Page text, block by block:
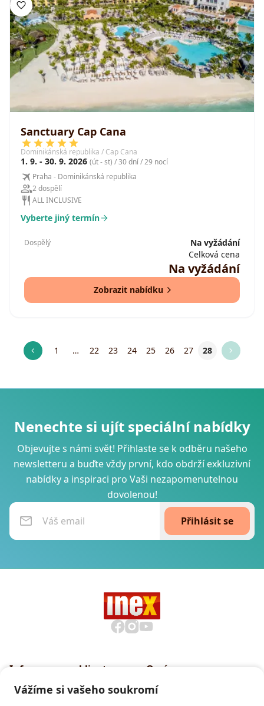
Sanctuary Cap Cana
Dominikánská republika / Cap Cana
1. 9. - 30. 9. 2026 (út - st) / 30 dní / 29 nocí
Praha - Dominikánská republika
2 dospělí
ALL INCLUSIVE
Vyberte jiný termín
Dospělý
Na vyžádání
Celková cena
Na vyžádání
Zobrazit nabídku
1 … 22 23 24 25 26 27 28
Nenechte si ujít speciální nabídky
Objevujte s námi svět! Přihlaste se k odběru našeho
newsletteru a buďte vždy první, kdo obdrží exkluzivní
nabídky a inspiraci pro Vaši nezapomenutelnou
dovolenou!
Přihlásit se
Informace pro klienty
podmínky CK INEX
O nás
Vážíme si vašeho soukromí